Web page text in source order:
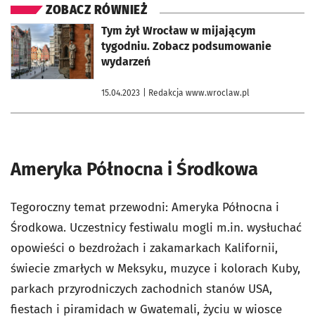
ZOBACZ RÓWNIEŻ
Tym żył Wrocław w mijającym
tygodniu. Zobacz podsumowanie
wydarzeń
15.04.2023 | Redakcja www.wroclaw.pl
otworzy się w nowej karcie
Ameryka Północna i Środkowa
Tegoroczny temat przewodni: Ameryka Północna i
Środkowa. Uczestnicy festiwalu mogli m.in. wysłuchać
opowieści o bezdrożach i zakamarkach Kalifornii,
świecie zmarłych w Meksyku, muzyce i kolorach Kuby,
parkach przyrodniczych zachodnich stanów USA,
fiestach i piramidach w Gwatemali, życiu w wiosce